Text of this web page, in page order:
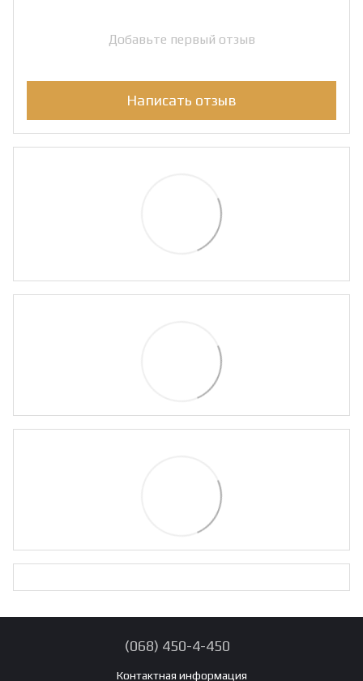
Добавьте первый отзыв
Написать отзыв
(068) 450-4-450
Контактная информация